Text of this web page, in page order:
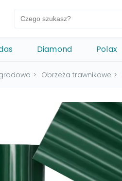
Diamond Polax
> Obrzeża trawnikowe >